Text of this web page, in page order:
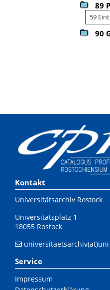
89
59
90
Kontakt
Universitätsarchiv Rostock
Universitätsplatz 1
18055 Rostock
Service
Impressum